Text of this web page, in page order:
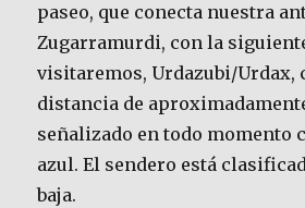
paseo, que conecta nuestra
Zugarramurdi, con la
visitaremos, Urdazubi/Urdax,
distancia de
señalizado en todo momento
azul. El sendero está
baja.